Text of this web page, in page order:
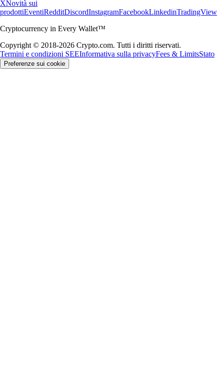
XNovità sui
prodottiEventiRedditDiscordInstagramFacebookLinkedinTradingView
Cryptocurrency in Every Wallet™
Copyright © 2018-2026 Crypto.com. Tutti i diritti riservati.
Termini e condizioni SEEInformativa sulla privacyFees & LimitsStato
Preferenze sui cookie